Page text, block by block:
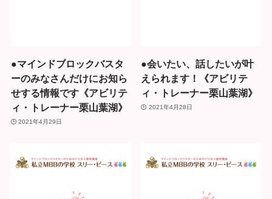
●マインドブロックバスタ
ーのみなさんだけにお知ら
せする情報です《アビリテ
ィ・トレーナー栗山葉湖》
2021年4月29日
●会いたい、話したいが叶
えられます！《アビリテ
ィ・トレーナー栗山葉湖》
2021年4月28日